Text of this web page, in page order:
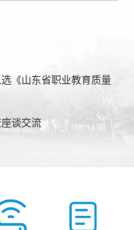
《山东省职业教育质量
谈交流